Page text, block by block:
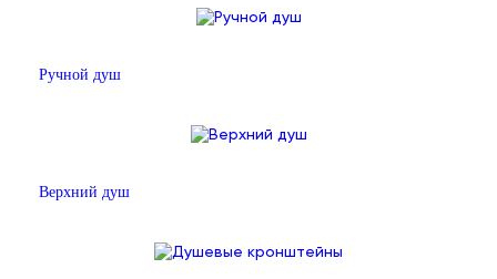
Ручной душ
Верхний душ